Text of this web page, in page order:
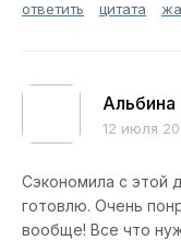
ответить цитата
Альбина
12 июля
Сэкономила с этой
готовлю. Очень
вообще! Все что